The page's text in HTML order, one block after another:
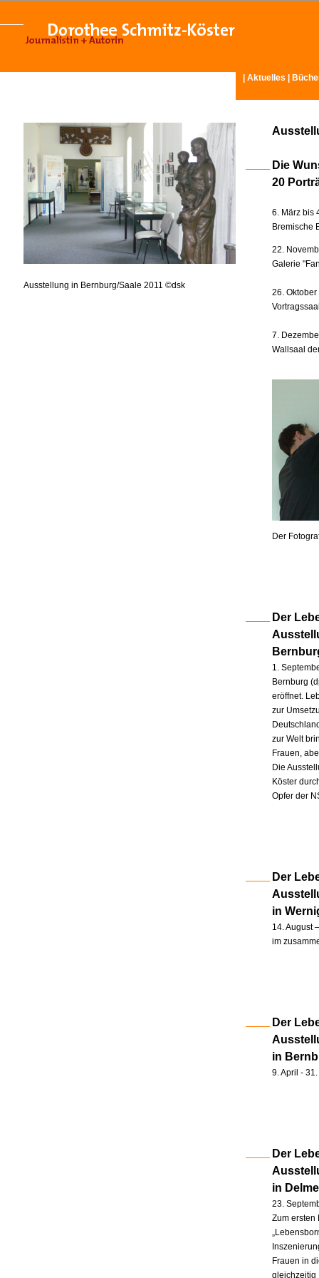
Aktuelles
Ausstellung in Bernburg/Saale 2011 ©dsk
Die
20
6. März bis
Bremische
22.
Galerie
26.
7.
Wallsaal
Der
Der
1.
Bernburg
eröffnet.
zur
zur Welt
Frauen,
Die
Köster
Opfer der
Der
in
14. August
im
Der
in
9. April -
Der
in
23.
Zum ersten
Frauen in
gleichzeitig